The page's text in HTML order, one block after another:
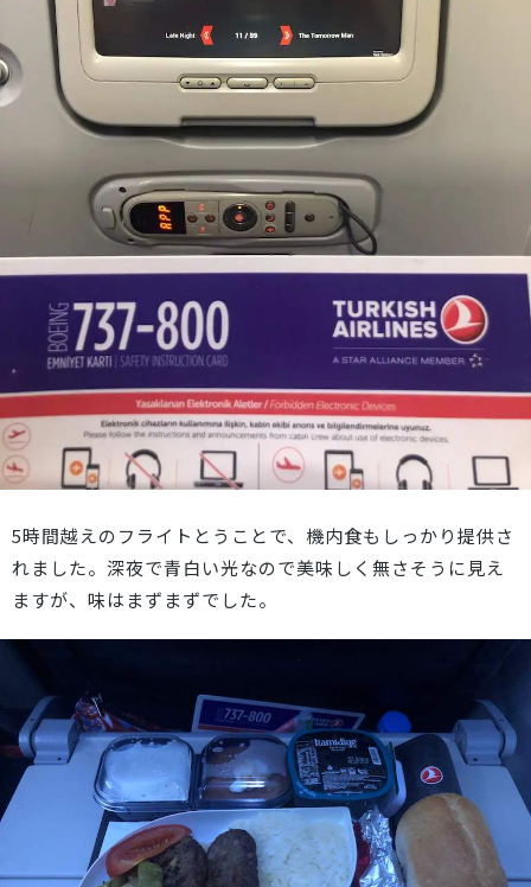
5時間越えのフライトとうことで、機内食もしっかり提供さ
れました。深夜で青白い光なので美味しく無さそうに見え
ますが、味はまずまずでした。